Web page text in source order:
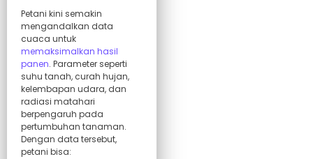
Petani kini semakin
mengandalkan data
cuaca untuk
memaksimalkan hasil
panen. Parameter seperti
suhu tanah, curah hujan,
kelembapan udara, dan
radiasi matahari
berpengaruh pada
pertumbuhan tanaman.
Dengan data tersebut,
petani bisa: